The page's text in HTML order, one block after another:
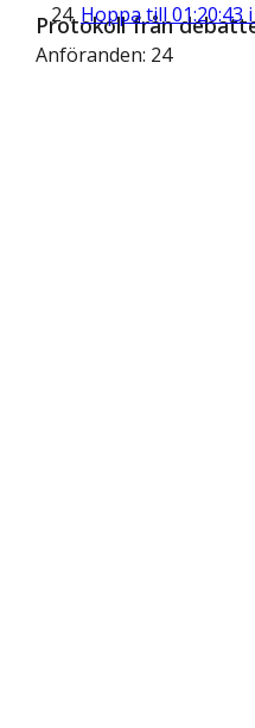
Hoppa till 01:20:43
Protokoll från
Anföranden: 24